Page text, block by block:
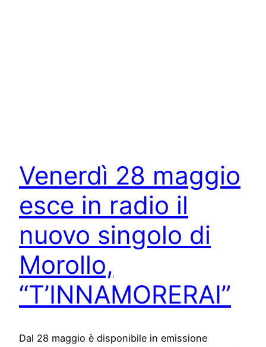
Venerdì 28 maggio
esce in radio il
nuovo singolo di
Morollo,
“T’INNAMORERAI”
Dal 28 maggio è disponibile in emissione